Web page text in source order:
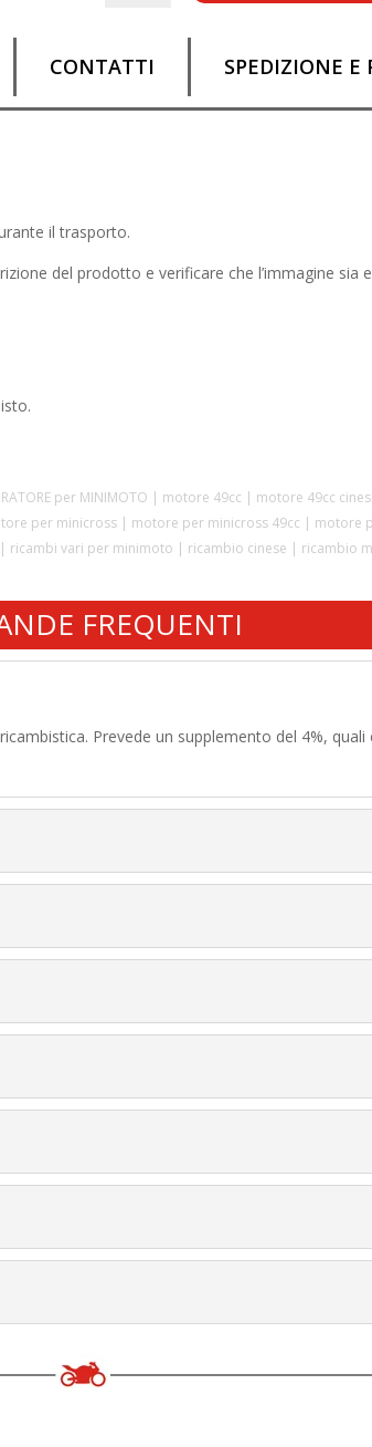
k
p n
k
per
49cc
CONTATTI SPEDIZIONE E
il trasporto.
del prodotto e verificare che l’immagine
per MINIMOTO | motore 49cc | motore 49cc
per minicross | motore per minicross 49cc |
vari per minimoto | ricambio cinese | ricambio
FREQUENTI
Prevede un supplemento del 4%,